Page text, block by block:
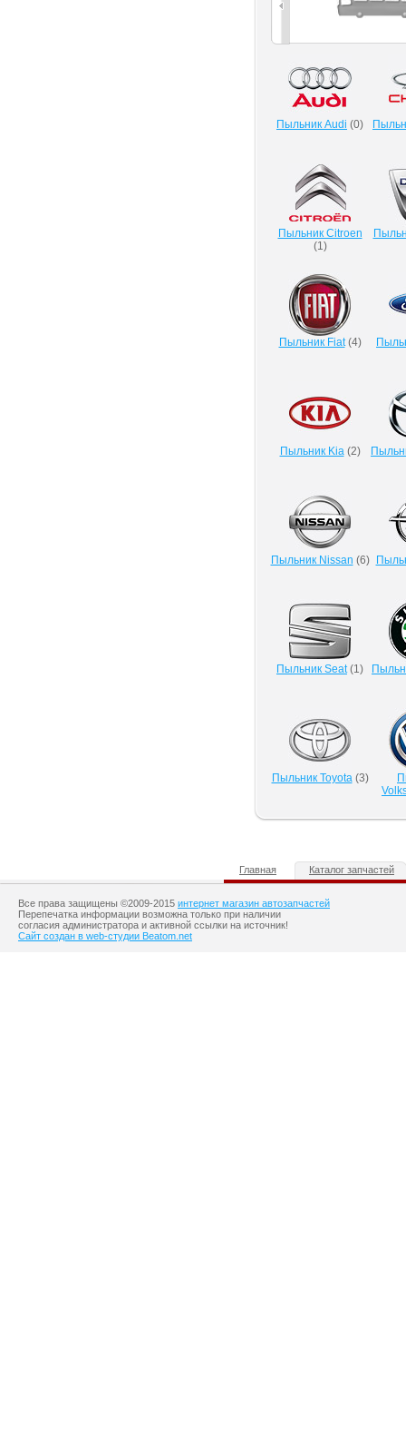
Пыльник Audi (0)
Пыльник Citroen
(1)
Пыльник Fiat(4)
Пыльник Kia(2)
Пыльник Nissan (6)
Пыльник Seat(1)
Пыльник Toyota(3)
Главная Каталог запчастей
Все права защищены ©2009-2015 интернет магазин автозапчастей
Перепечатка информации возможна только при наличии
согласия администратора и активной ссылки на источник!
Сайт создан в web-студии Beatom.net